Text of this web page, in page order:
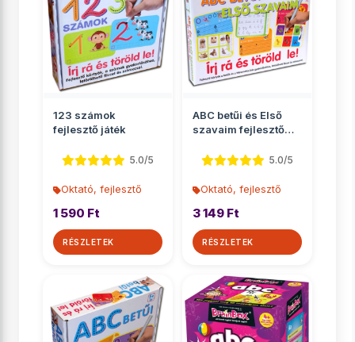
123 számok
fejlesztő játék
5.0/5
Oktató, fejlesztő
1 590 Ft
RÉSZLETEK
ABC betűi és Első
szavaim fejlesztő
5.0/5
Oktató, fejlesztő
3 149 Ft
RÉSZLETEK